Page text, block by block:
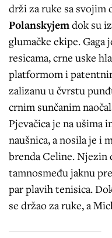
drži za ruke sa svojim
Polanskyjemdok su
glumačke ekipe.
resicama, crne uske
platformom i
zalizanu u čvrstu
crnim sunčanim
Pjevačica je na ušima
naušnica, a nosila je i
brenda Celine. Njezin
tamnosmeđu jaknu
par plavih tenisica.
se držao za ruke, a